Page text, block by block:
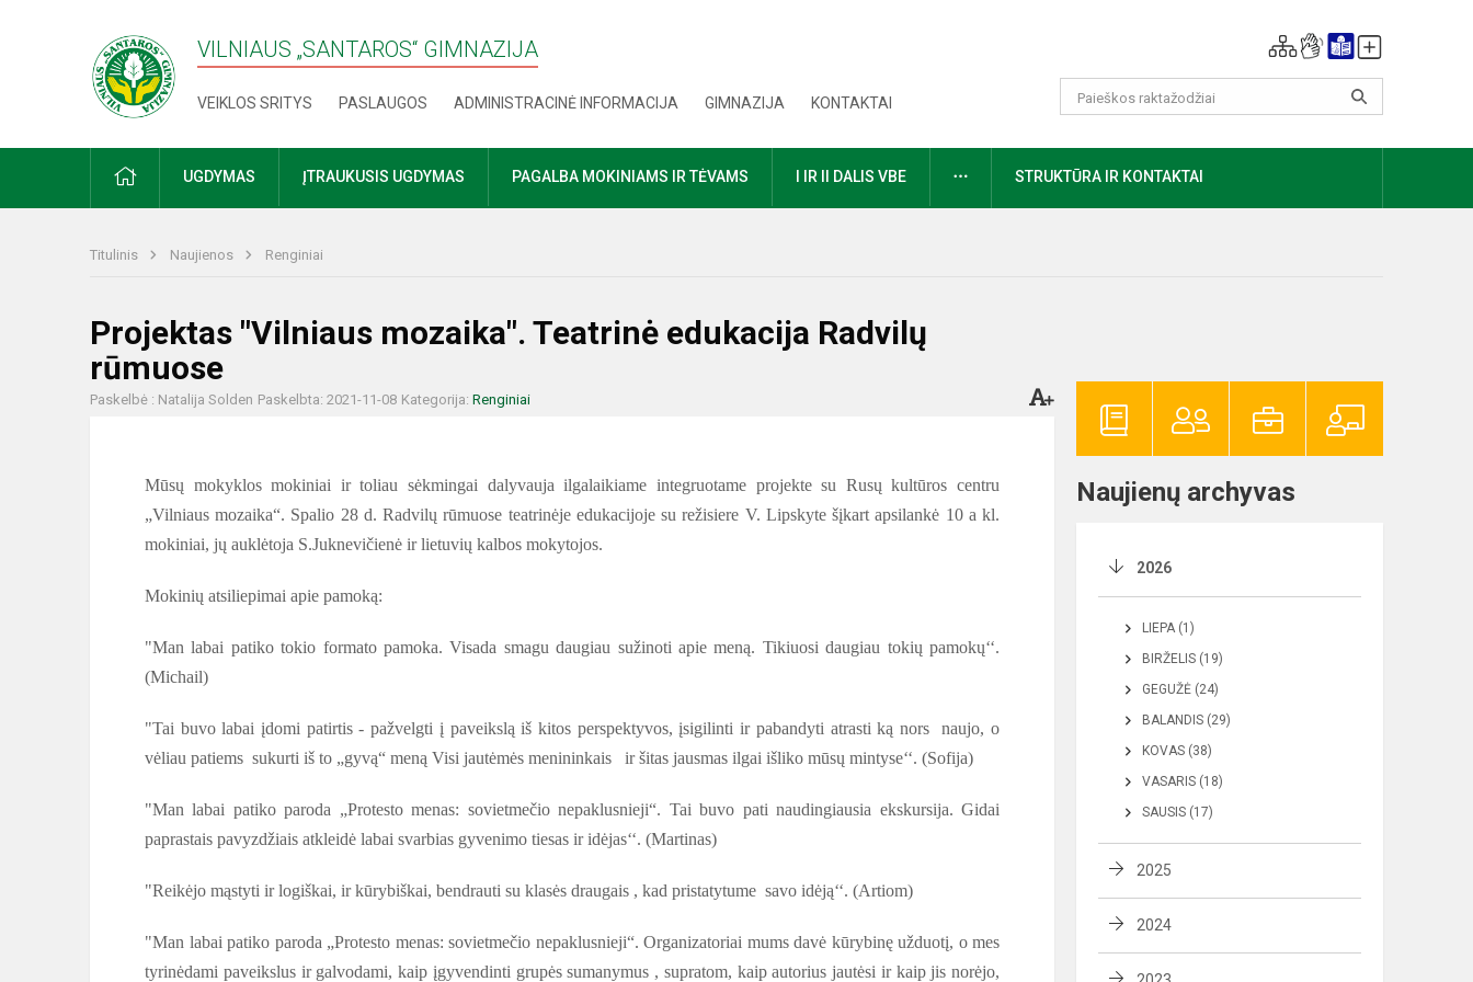
VILNIAUS „SANTAROS“ GIMNAZIJA
VEIKLOS SRITYS PASLAUGOS ADMINISTRACINĖ INFORMACIJA GIMNAZIJA KONTAKTAI
PRADŽIAUGDYMAS ĮTRAUKUSIS UGDYMAS PAGALBA MOKINIAMS IR TĖVAMS I IR II DALIS VBE DAUGIAUSTRUKTŪRA IR KONTAKTAI
Titulinis Naujienos Renginiai
Projektas "Vilniaus mozaika". Teatrinė edukacija Radvilų
rūmuose
Paskelbė : Natalija Solden Paskelbta: 2021-11-08 Kategorija: Renginiai
Mūsų mokyklos mokiniai ir toliau sėkmingai dalyvauja ilgalaikiame integruotame projekte su Rusų kultūros centru
„Vilniaus mozaika“. Spalio 28 d. Radvilų rūmuose teatrinėje edukacijoje su režisiere V. Lipskyte šįkart apsilankė 10 a kl.
mokiniai, jų auklėtoja S.Juknevičienė ir lietuvių kalbos mokytojos.
Mokinių atsiliepimai apie pamoką:
"Man labai patiko tokio formato pamoka. Visada smagu daugiau sužinoti apie meną. Tikiuosi daugiau tokių pamokų‘‘.
(Michail)
"Tai buvo labai įdomi patirtis - pažvelgti į paveikslą iš kitos perspektyvos, įsigilinti ir pabandyti atrasti ką nors naujo, o
vėliau patiems sukurti iš to „gyvą“ meną Visi jautėmės menininkais ir šitas jausmas ilgai išliko mūsų mintyse‘‘. (Sofija)
"Man labai patiko paroda „Protesto menas: sovietmečio nepaklusnieji“. Tai buvo pati naudingiausia ekskursija. Gidai
paprastais pavyzdžiais atkleidė labai svarbias gyvenimo tiesas ir idėjas‘‘. (Martinas)
"Reikėjo mąstyti ir logiškai, ir kūrybiškai, bendrauti su klasės draugais , kad pristatytume savo idėją‘‘. (Artiom)
"Man labai patiko paroda „Protesto menas: sovietmečio nepaklusnieji“. Organizatoriai mums davė kūrybinę užduotį, o mes
tyrinėdami paveikslus ir galvodami, kaip įgyvendinti grupės sumanymus , supratom, kaip autorius jautėsi ir kaip jis norėjo,
Naujienų archyvas
2026
LIEPA (1)
BIRŽELIS (19)
GEGUŽĖ (24)
BALANDIS (29)
KOVAS (38)
VASARIS (18)
SAUSIS (17)
2025
2024